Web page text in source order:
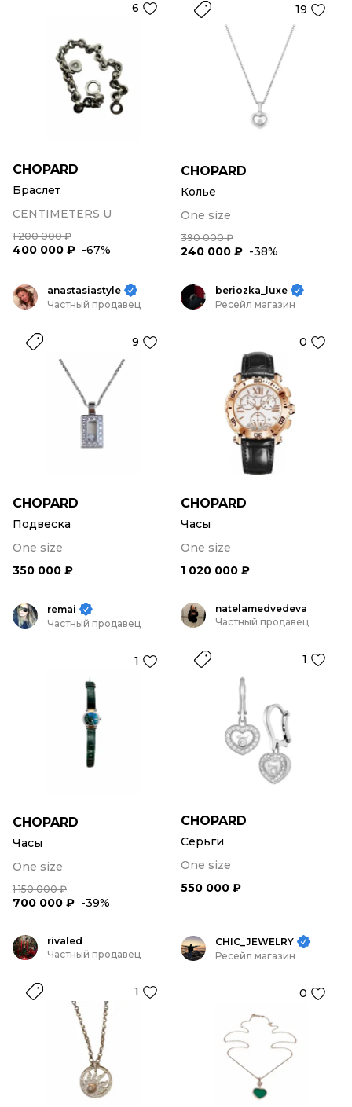
6
CHOPARD
Браслет
CENTIMETERS U
1 200 000 ₽
400 000 ₽ -67%
19
CHOPARD
Колье
One size
390 000 ₽
240 000 ₽ -38%
anastasiastyle
Частный продавец
9
CHOPARD
Подвеска
One size
350 000 ₽
beriozka_luxe
Ресейл магазин
0
CHOPARD
Часы
One size
1 020 000 ₽
remai
Частный продавец
1
CHOPARD
Часы
One size
1 150 000 ₽
700 000 ₽ -39%
natelamedvedeva
Частный продавец
1
CHOPARD
Серьги
One size
550 000 ₽
rivaled
Частный продавец
1
CHIC_JEWELRY
Ресейл магазин
0